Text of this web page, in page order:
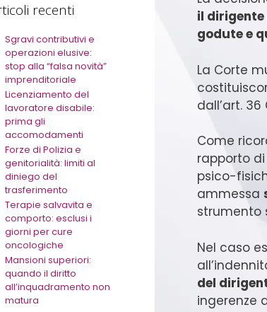
il
godute e
La Corte
dall’art.
Come
rapporto
psico-
ammessa
strumento
Nel caso
del
ingerenze
recenti
Sgravi contributivi e
operazioni elusive:
stop alla “falsa novità”
imprenditoriale
Licenziamento del
lavoratore disabile:
prima gli
accomodamenti
Forze di Polizia e
genitorialità: limiti al
diniego del
trasferimento
Terapie salvavita e
comporto: esclusi i
giorni per cure
oncologiche
Mansioni superiori:
quando il diritto
all’inquadramento non
matura